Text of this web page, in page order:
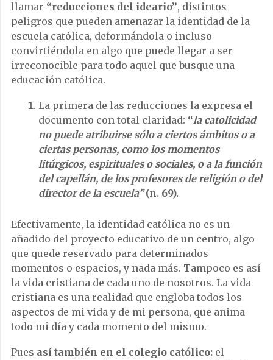
llamar “reducciones del ideario”, distintos
peligros que pueden amenazar la identidad de la
escuela católica, deformándola o incluso
convirtiéndola en algo que puede llegar a ser
irreconocible para todo aquel que busque una
educación católica.
La primera de las reducciones la expresa el
documento con total claridad: “la catolicidad
no puede atribuirse sólo a ciertos ámbitos o a
ciertas personas, como los momentos
litúrgicos, espirituales o sociales, o a la función
del capellán, de los profesores de religión o del
director de la escuela”(n. 69).
Efectivamente, la identidad católica no es un
añadido del proyecto educativo de un centro, algo
que quede reservado para determinados
momentos o espacios, y nada más. Tampoco es así
la vida cristiana de cada uno de nosotros. La vida
cristiana es una realidad que engloba todos los
aspectos de mi vida y de mi persona, que anima
todo mi día y cada momento del mismo.
Pues así también en el colegio católico: el